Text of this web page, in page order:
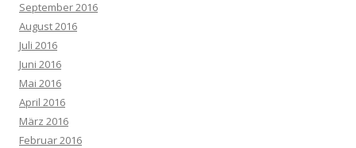
September 2016
August 2016
Juli 2016
Juni 2016
Mai 2016
April 2016
März 2016
Februar 2016